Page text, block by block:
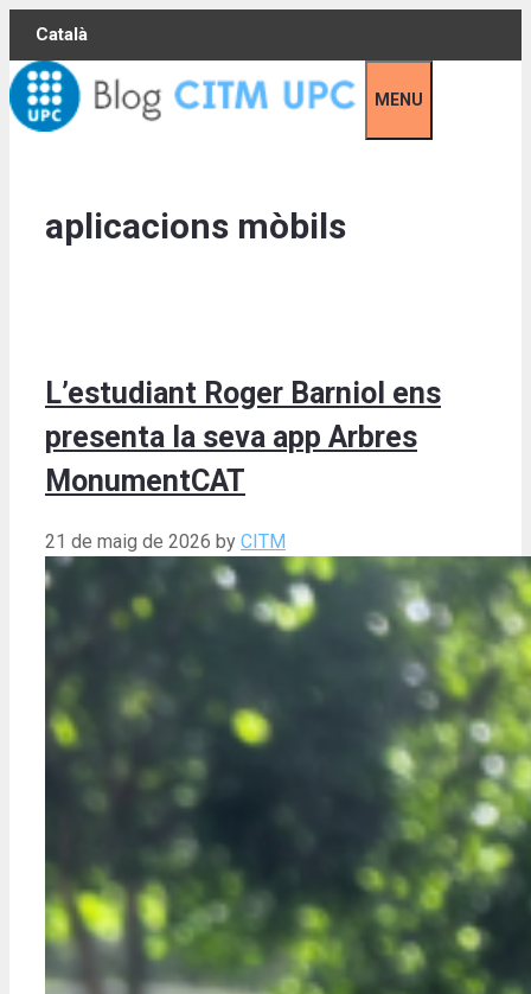
Skip
content
Català
MENU
aplicacions mòbils
L’estudiant Roger Barniol ens
presenta la seva app Arbres
MonumentCAT
21 de maig de 2026 by CITM